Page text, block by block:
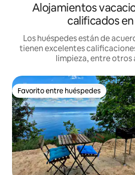
Alojamientos
calificados
Los huéspedes están de
tienen excelentes
limpieza, entre otros
Favorito entre huéspedes
Favorito entre huéspedes